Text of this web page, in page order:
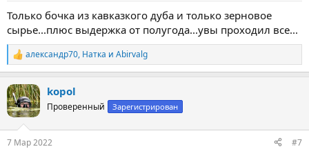
Только бочка из кавказкого дуба и только зерновое
сырье...плюс выдержка от полугода...увы проходил все...
Р
е
к
ц
и
александр70, Натка и Abirvalg
kopol
Проверенный Зарегистрирован
7 Мар 2022 #7